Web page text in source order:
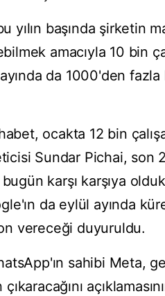
yılın başında şirketin
amacıyla 10 bin
da 1000'den fazla
ocakta 12 bin
Sundar Pichai, son
bugün karşı karşıya
da eylül ayında
vereceği duyuruldu.
sahibi Meta,